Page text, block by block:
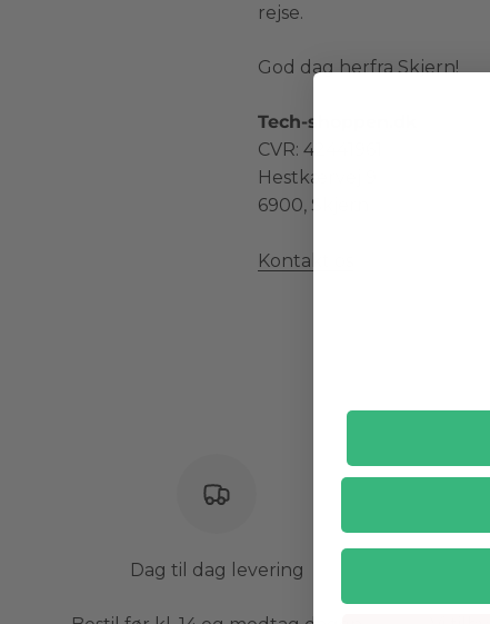
rejse.
God dag herfra Skjern!
Tech-shoppen.dk
CVR: 42441961
Hestkærvej 9
6900, Skjern
Kontakt os
Dag til dag levering